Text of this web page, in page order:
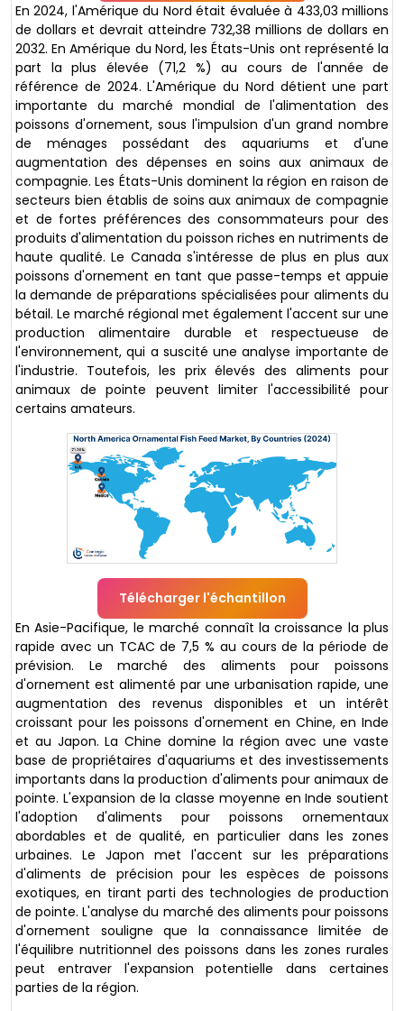
En 2024, l'Amérique du Nord était évaluée à 433,03 millions
de dollars et devrait atteindre 732,38 millions de dollars en
2032. En Amérique du Nord, les États-Unis ont représenté la
part la plus élevée (71,2 %) au cours de l'année de
référence de 2024. L'Amérique du Nord détient une part
importante du marché mondial de l'alimentation des
poissons d'ornement, sous l'impulsion d'un grand nombre
de ménages possédant des aquariums et d'une
augmentation des dépenses en soins aux animaux de
compagnie. Les États-Unis dominent la région en raison de
secteurs bien établis de soins aux animaux de compagnie
et de fortes préférences des consommateurs pour des
produits d'alimentation du poisson riches en nutriments de
haute qualité. Le Canada s'intéresse de plus en plus aux
poissons d'ornement en tant que passe-temps et appuie
la demande de préparations spécialisées pour aliments du
bétail. Le marché régional met également l'accent sur une
production alimentaire durable et respectueuse de
l'environnement, qui a suscité une analyse importante de
l'industrie. Toutefois, les prix élevés des aliments pour
animaux de pointe peuvent limiter l'accessibilité pour
certains amateurs.
Télécharger l'échantillon
En Asie-Pacifique, le marché connaît la croissance la plus
rapide avec un TCAC de 7,5 % au cours de la période de
prévision. Le marché des aliments pour poissons
d'ornement est alimenté par une urbanisation rapide, une
augmentation des revenus disponibles et un intérêt
croissant pour les poissons d'ornement en Chine, en Inde
et au Japon. La Chine domine la région avec une vaste
base de propriétaires d'aquariums et des investissements
importants dans la production d'aliments pour animaux de
pointe. L'expansion de la classe moyenne en Inde soutient
l'adoption d'aliments pour poissons ornementaux
abordables et de qualité, en particulier dans les zones
urbaines. Le Japon met l'accent sur les préparations
d'aliments de précision pour les espèces de poissons
exotiques, en tirant parti des technologies de production
de pointe. L'analyse du marché des aliments pour poissons
d'ornement souligne que la connaissance limitée de
l'équilibre nutritionnel des poissons dans les zones rurales
peut entraver l'expansion potentielle dans certaines
parties de la région.